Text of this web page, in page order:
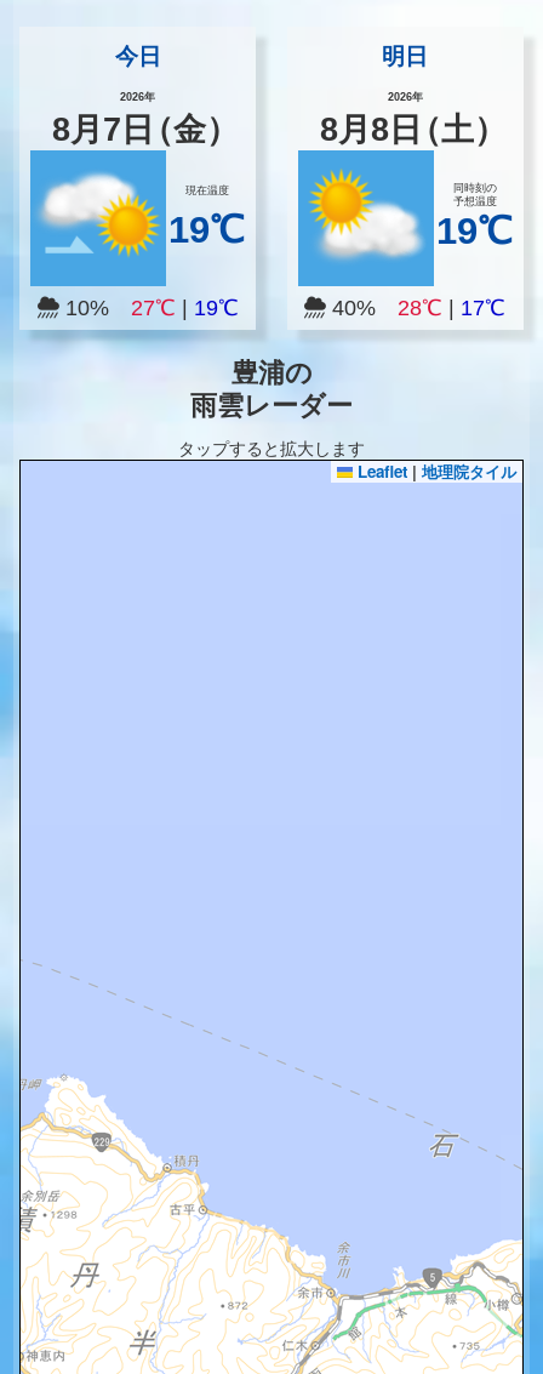
今日
2026年
8月 7 日（金）
現在温度
19℃
10% 27℃ 19℃
明日
2026年
8月8 日（土）
同時刻の
予想温度
19℃
40% 28℃ 17℃
豊浦の
雨雲レーダー
タップすると拡大します
Leaflet | 地理院タイル